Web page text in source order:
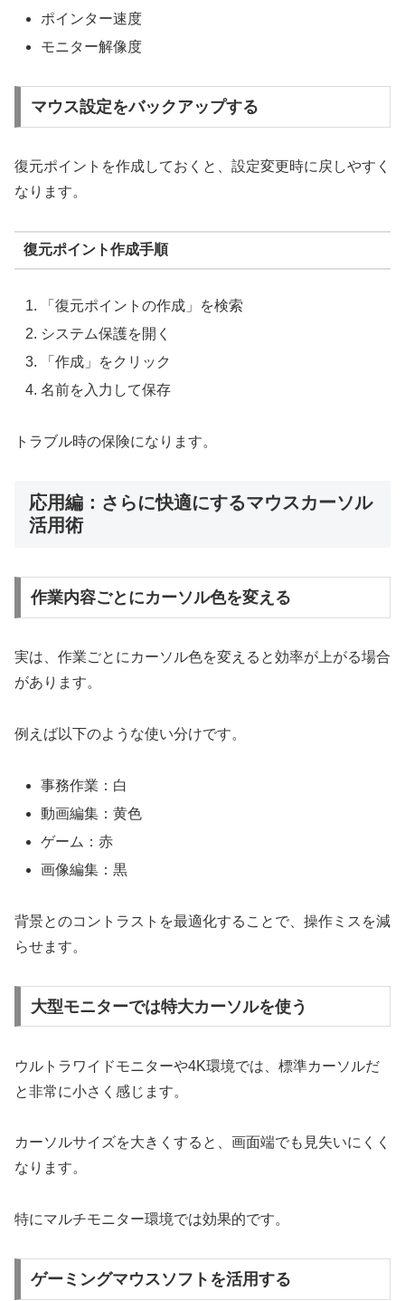
ポインター速度
モニター解像度
マウス設定をバックアップする
復元ポイントを作成しておくと、設定変更時に戻しやすく
なります。
復元ポイント作成手順
「復元ポイントの作成」を検索
システム保護を開く
「作成」をクリック
名前を入力して保存
トラブル時の保険になります。
応用編：さらに快適にするマウスカーソル
活用術
作業内容ごとにカーソル色を変える
実は、作業ごとにカーソル色を変えると効率が上がる場合
があります。
例えば以下のような使い分けです。
事務作業：白
動画編集：黄色
ゲーム：赤
画像編集：黒
背景とのコントラストを最適化することで、操作ミスを減
らせます。
大型モニターでは特大カーソルを使う
ウルトラワイドモニターや4K環境では、標準カーソルだ
と非常に小さく感じます。
カーソルサイズを大きくすると、画面端でも見失いにくく
なります。
特にマルチモニター環境では効果的です。
ゲーミングマウスソフトを活用する